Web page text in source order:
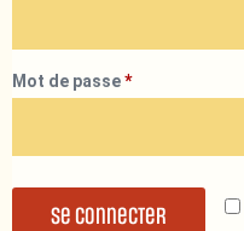
Mot de passe*
Se connecter